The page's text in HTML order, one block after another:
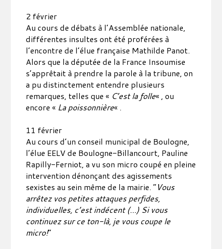
2 février
Au cours de débats à l’Assemblée nationale,
différentes insultes ont été proférées à
l’encontre de l’élue française Mathilde Panot.
Alors que la députée de la France Insoumise
s’apprêtait à prendre la parole à la tribune, on
a pu distinctement entendre plusieurs
remarques, telles que « C’est la folle« , ou
encore « La poissonnière« .
11 février
Au cours d’un conseil municipal de Boulogne,
l’élue EELV de Boulogne-Billancourt, Pauline
Rapilly-Ferniot, a vu son micro coupé en pleine
intervention dénonçant des agissements
sexistes au sein même de la mairie. “Vous
arrêtez vos petites attaques perfides,
individuelles, c’est indécent (…) Si vous
continuez sur ce ton-là, je vous coupe le
micro!”